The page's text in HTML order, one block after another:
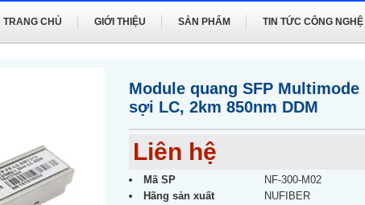
TRANG CHỦ GIỚI THIỆU SẢN PHẨM TIN TỨC CÔNG NGHỆ
Module quang SFP Multimode
sợi LC, 2km 850nm DDM
Liên hệ
Mã SP
NF-300-M02
Hãng sản xuất
NUFIBER